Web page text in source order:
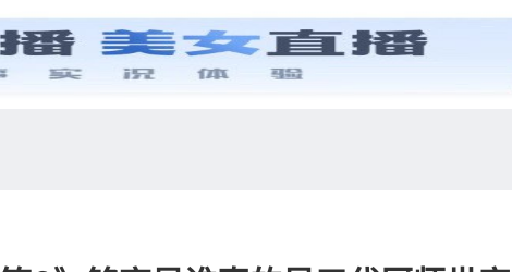
电视剧 综艺 抖音 更多